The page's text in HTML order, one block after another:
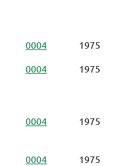
0004
1975
0004
1975
0004
1975
0004
1975